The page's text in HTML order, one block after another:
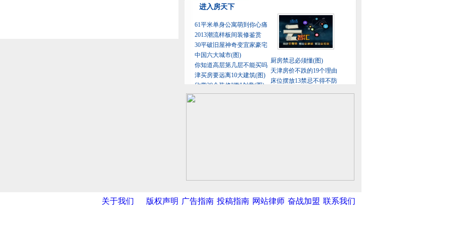
关于我们 版权声明 广告指南 投稿指南 网站律师 奋战加盟 联系我们